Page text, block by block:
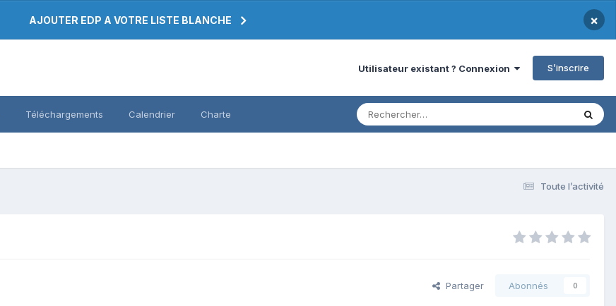
AJOUTER EDP A VOTRE LISTE BLANCHE ×
Utilisateur existant ? Connexion S’inscrire
Téléchargements Calendrier Charte
Toute l’activité
Partager Abonnés 0